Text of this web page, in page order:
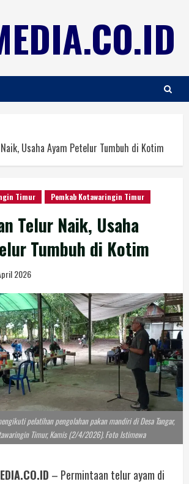
Usaha Ayam Petelur Tumbuh di Kotim
Timur Pemkab Kotawaringin Timur
Telur Naik, Usaha
Tumbuh di Kotim
2026
pelatihan pengolahan pakan mandiri di Desa Tangar,
Timur, Kamis (2/4/2026). Foto Istimewa
– Permintaan telur ayam di